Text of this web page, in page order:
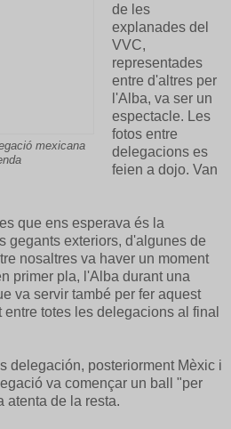
mexicana
de les
explanades del
VVC,
representades
entre d'altres per
l'Alba, va ser un
espectacle. Les
fotos entre
delegacions es
feien a dojo. Van
que ens esperava és la
gegants exteriors, d'algunes de
nosaltres va haver un moment
primer pla, l'Alba durant una
va servir també per fer aquest
totes les delegacions al final
delegación, posteriorment Mèxic i
va començar un ball "per
atenta de la resta.